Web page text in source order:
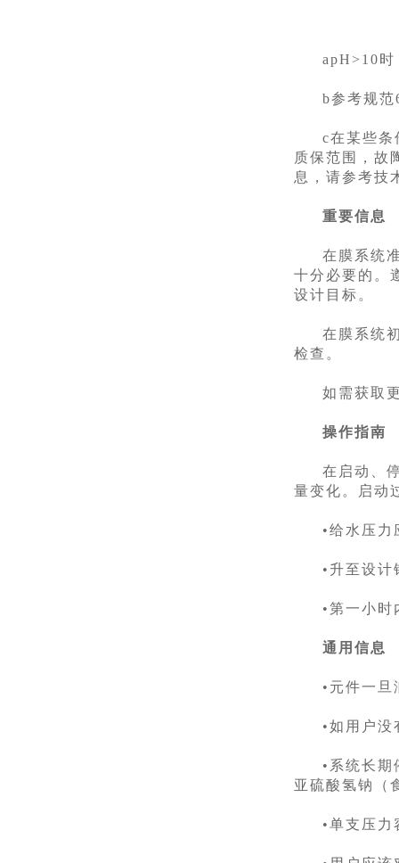
apH>10
b参考规
c在某些条
质保范围，故
息，请参考技
重要信息
在膜系统
十分必要的。
设计目标。
在膜系统
检查。
如需获取
操作指南
在启动、
量变化。启动
•给水压
•升至设
•第一小
通用信息
•元件一
•如用户
•系统长
亚硫酸氢钠（
•单支压